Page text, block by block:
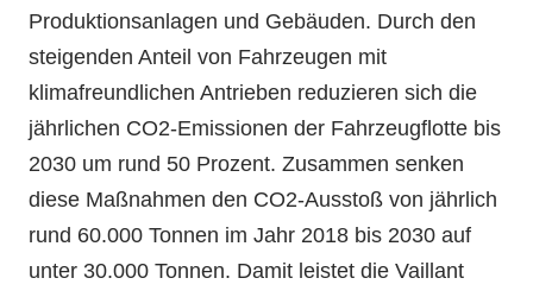
Produktionsanlagen und Gebäuden. Durch den
steigenden Anteil von Fahrzeugen mit
klimafreundlichen Antrieben reduzieren sich die
jährlichen CO2-Emissionen der Fahrzeugflotte bis
2030 um rund 50 Prozent. Zusammen senken
diese Maßnahmen den CO2-Ausstoß von jährlich
rund 60.000 Tonnen im Jahr 2018 bis 2030 auf
unter 30.000 Tonnen. Damit leistet die Vaillant